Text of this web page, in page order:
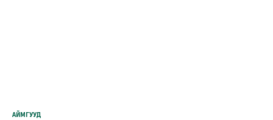
АЙМГУУД